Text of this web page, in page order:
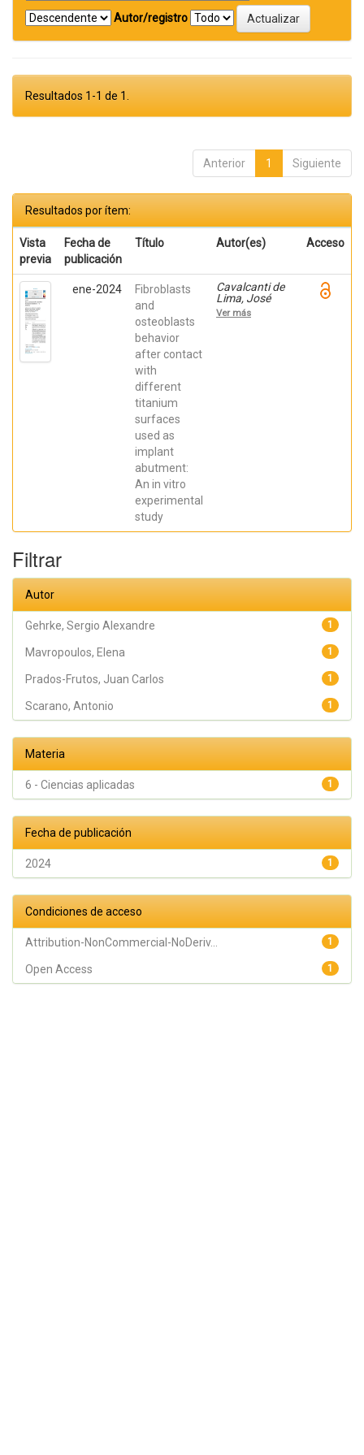
Autor/registro
Resultados 1-1 de 1.
Anterior 1 Siguiente
Resultados por ítem:
Vista
previa
Fecha de
publicación
Título Autor(es) Acceso
ene-2024
Fibroblasts
and
osteoblasts
behavior
after contact
with
different
titanium
surfaces
used as
implant
abutment:
An in vitro
experimental
study
Cavalcanti de
Lima, José
Henrique;
Robbs ,
Ver más
Filtrar
Autor
1
Gehrke, Sergio Alexandre
1
Mavropoulos, Elena
1
Prados-Frutos, Juan Carlos
1
Scarano, Antonio
Materia
1
6 - Ciencias aplicadas
Fecha de publicación
1
2024
Condiciones de acceso
1
Attribution-NonCommercial-NoDeriv...
1
Open Access